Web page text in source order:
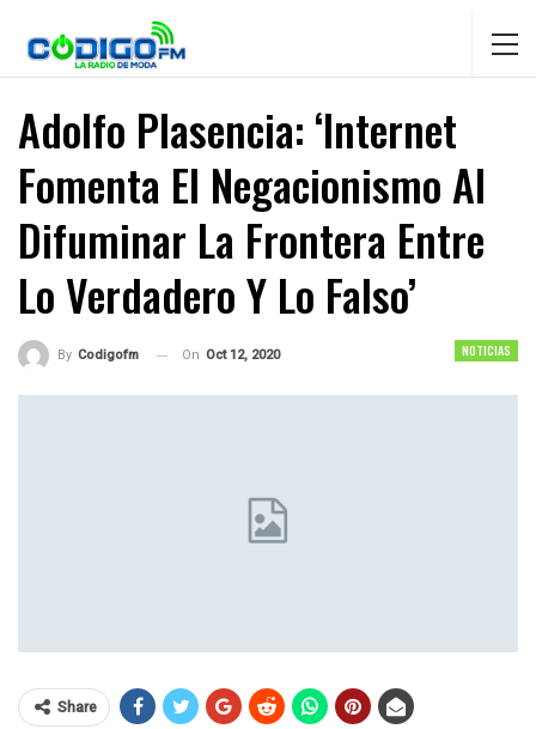
Adolfo Plasencia: ‘Internet
Fomenta El Negacionismo Al
Difuminar La Frontera Entre
Lo Verdadero Y Lo Falso’
NOTICIAS
By Codigofm On Oct 12, 2020
Share